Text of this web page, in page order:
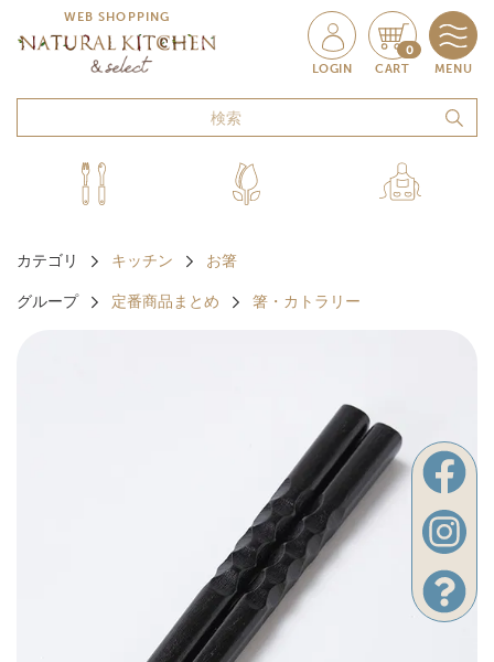
WEB SHOPPING
LOGIN
0
CART MENU
カテゴリ キッチン お箸
グループ 定番商品まとめ 箸・カトラリー